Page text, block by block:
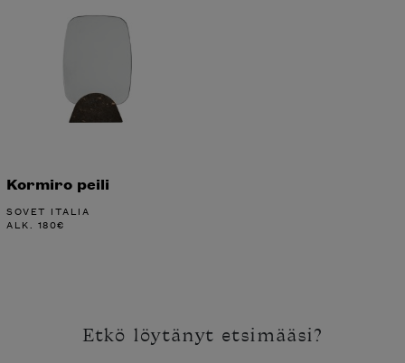
Kormiro peili
SOVET ITALIA
ALK. 180€
Etkö löytänyt etsimääsi?